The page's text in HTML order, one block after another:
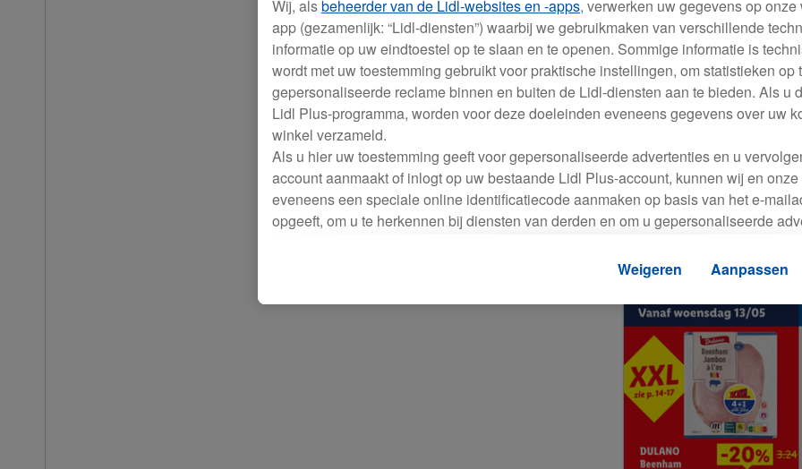
Wij, alsbeheerder van de Lidl-websites en -apps, verwerken uw gegevens op
app (gezamenlijk: “Lidl-diensten”) waarbij we gebruikmaken van verschillende
informatie op uw eindtoestel op te slaan en te openen. Sommige informatie is
wordt met uw toestemming gebruikt voor praktische instellingen, om statistieken op
gepersonaliseerde reclame binnen en buiten de Lidl-diensten aan te bieden. Als u
Lidl Plus-programma, worden voor deze doeleinden eveneens gegevens over uw
winkel verzameld.
Als u hier uw toestemming geeft voor gepersonaliseerde advertenties en u
account aanmaakt of inlogt op uw bestaande Lidl Plus-account, kunnen wij en
eveneens een speciale online identificatiecode aanmaken op basis van het e-
opgeeft, om u te herkennen bij diensten van derden en om u gepersonaliseerde
identificatiegegevens of identificatiegegevens waarover Criteo SA beschikt en die
Als u hiermee akkoord gaat, kunnen advertenties in het kader van retargeting,
producten waarin u interesse hebt getoond (bijvoorbeeld door het product in de
winkelmandje toe te voegen, maar het niet te kopen), ook op verschillende
Lidl-diensten worden weergegeven als er met behulp van uw gehashte e-mailadres
andere identificatiegegevens/identificatiegegevens waarover Criteo SA beschikt,
eindapparaten of Lidl-diensten aan u kunnen worden toegewezen.
Onder “Aanpassen” kunt u individuele doeleinden toestaan en meer informatie
Weigeren Aanpassen